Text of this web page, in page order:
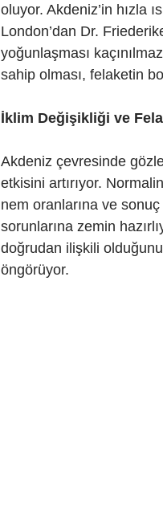
oluyor. Akdeniz’in hızla
London’dan Dr.
yoğunlaşması
sahip olması, felaketin
İklim Değişikliği ve
Akdeniz çevresinde
etkisini artırıyor.
nem oranlarına ve
sorunlarına zemin
doğrudan ilişkili olduğunu
öngörüyor.